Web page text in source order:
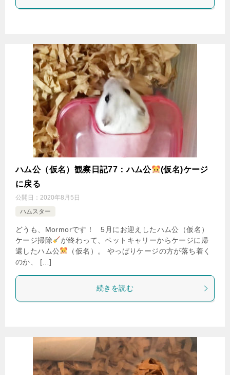
ハム公（仮名）観察日記77：ハム公
(仮名)ケージ
に戻る
公開日： 2020年8月5日
ハムスター
どうも、Mormorです！ 5月にお迎えしたハム公（仮名）
ケージ掃除
が終わって、ペットキャリーからケージに帰
還したハム公
（仮名）。 やっぱりケージの方が落ち着く
のか、 […]
続きを読む